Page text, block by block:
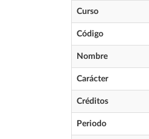
Curso
Código
Nombre
Carácter
Créditos
Periodo